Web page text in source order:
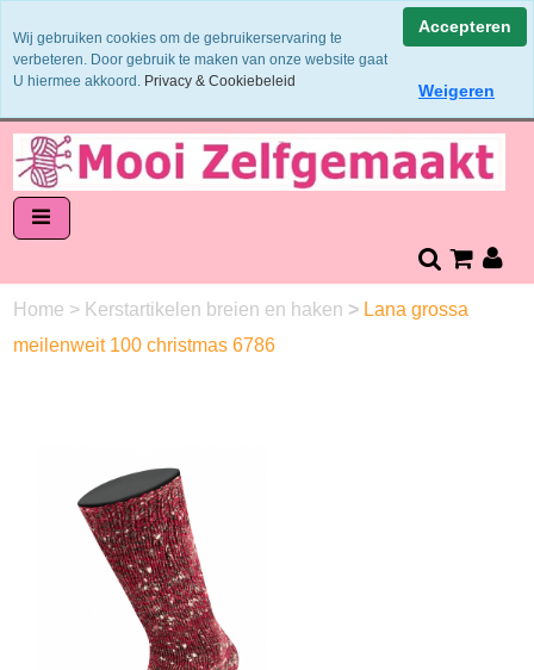
Garens worden uit 1 verfbad verzonden
Veilig online betalen of zelf overschrijven
Home > Kerstartikelen breien en haken > Lana grossa
meilenweit 100 christmas 6786
Wij gebruiken cookies om de gebruikerservaring te
verbeteren. Door gebruik te maken van onze website gaat
U hiermee akkoord. Privacy & Cookiebeleid
Accepteren
Weigeren